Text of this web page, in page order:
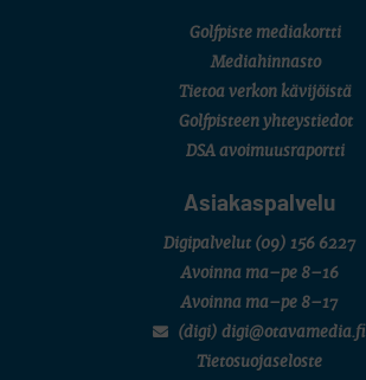
SM-reikäpeli (M50/Kymen Golf)
7 (U18 ja U21/pojat/Tahko)
Golfpiste mediakortti
Mediahinnasto
Tietoa verkon kävijöistä
Golfpisteen yhteystiedot
DSA avoimuusraportti
Asiakaspalvelu
Digipalvelut (09) 156 6227
Avoinna ma–pe 8–16
Avoinna ma–pe 8–17
(digi) digi@otavamedia.fi
Tietosuojaseloste